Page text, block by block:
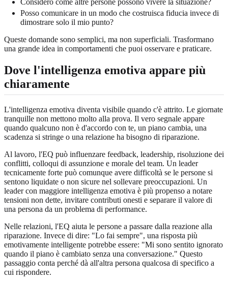
Considero come altre persone possono vivere la situazione?
Posso comunicare in un modo che costruisca fiducia invece di
dimostrare solo il mio punto?
Queste domande sono semplici, ma non superficiali. Trasformano
una grande idea in comportamenti che puoi osservare e praticare.
Dove l'intelligenza emotiva appare più
chiaramente
L'intelligenza emotiva diventa visibile quando c'è attrito. Le giornate
tranquille non mettono molto alla prova. Il vero segnale appare
quando qualcuno non è d'accordo con te, un piano cambia, una
scadenza si stringe o una relazione ha bisogno di riparazione.
Al lavoro, l'EQ può influenzare feedback, leadership, risoluzione dei
conflitti, colloqui di assunzione e morale del team. Un leader
tecnicamente forte può comunque avere difficoltà se le persone si
sentono liquidate o non sicure nel sollevare preoccupazioni. Un
leader con maggiore intelligenza emotiva è più propenso a notare
tensioni non dette, invitare contributi onesti e separare il valore di
una persona da un problema di performance.
Nelle relazioni, l'EQ aiuta le persone a passare dalla reazione alla
riparazione. Invece di dire: "Lo fai sempre", una risposta più
emotivamente intelligente potrebbe essere: "Mi sono sentito ignorato
quando il piano è cambiato senza una conversazione." Questo
passaggio conta perché dà all'altra persona qualcosa di specifico a
cui rispondere.